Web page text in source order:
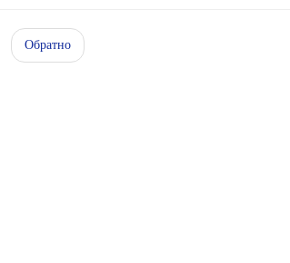
Обратно